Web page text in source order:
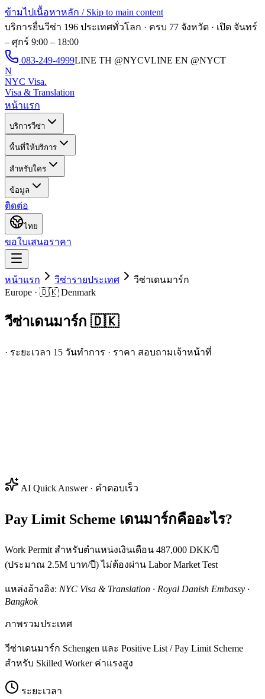
ข้ามไปเนื้อหาหลัก / Skip to main content
บริการยื่นวีซ่า 196 ประเทศทั่วโลก · ครบ 77 จังหวัด · เปิด จันทร์
– ศุกร์ 9:00 – 18:00
083-249-4999LINE TH @NYCVLINE EN @NYCT
N
NYC Visa.
Visa & Translation
หน้าแรก
บริการวีซ่า
พื้นที่ให้บริการ
สำหรับใคร
ข้อมูล
ติดต่อ
ไทย
ขอใบเสนอราคา
หน้าแรก วีซ่ารายประเทศ วีซ่าเดนมาร์ก
Europe · 🇩🇰 Denmark
วีซ่าเดนมาร์ก 🇩🇰
· ระยะเวลา 15 วันทำการ · ราคา สอบถามเจ้าหน้าที่
AI Quick Answer · คำตอบเร็ว
Pay Limit Scheme เดนมาร์กคืออะไร?
Work Permit สำหรับตำแหน่งเงินเดือน 487,000 DKK/ปี
(ประมาณ 2.5M บาท/ปี) ไม่ต้องผ่าน Labor Market Test
แหล่งอ้างอิง: NYC Visa & Translation · Royal Danish Embassy ·
Bangkok
ภาพรวมประเทศ
วีซ่าเดนมาร์ก Schengen และ Positive List / Pay Limit Scheme
สำหรับ Skilled Worker ค่าแรงสูง
ระยะเวลา